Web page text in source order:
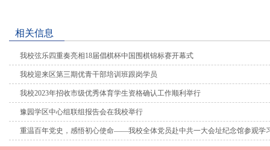
相关信息
我校弦乐四重奏亮相18届倡棋杯中国围棋锦标赛开幕式
我校迎来区第三期优青干部培训班跟岗学员
我校2023年招收市级优秀体育学生资格确认工作顺利举行
豫园学区中心组联组报告会在我校举行
重温百年党史，感悟初心使命——我校全体党员赴中共一大会址纪念馆参观学